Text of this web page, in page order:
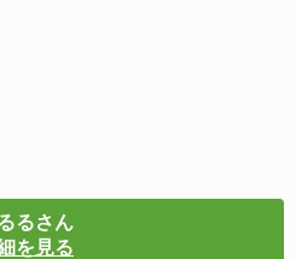
るさん
を見る